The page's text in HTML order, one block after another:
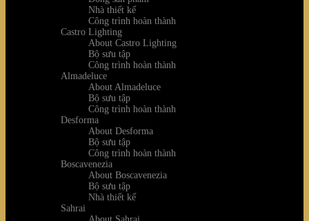
Nhà thiết kế
Công trình hoàn thành
Castro Lighting
About Castro Lighting
Bộ sưu tập
Công trình hoàn thành
Almadeluce
About Almadeluce
Bộ sưu tập
Công trình hoàn thành
Desforma
About Desforma
Bộ sưu tập
Công trình hoàn thành
Boscavenezia
About Boscavenezia
Bộ sưu tập
Nhà thiết kế
Sahrai